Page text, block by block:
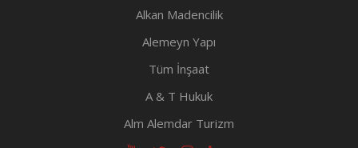
Alkan Madencilik
Alemeyn Yapı
Tüm İnşaat
A & T Hukuk
Alm Alemdar Turizm